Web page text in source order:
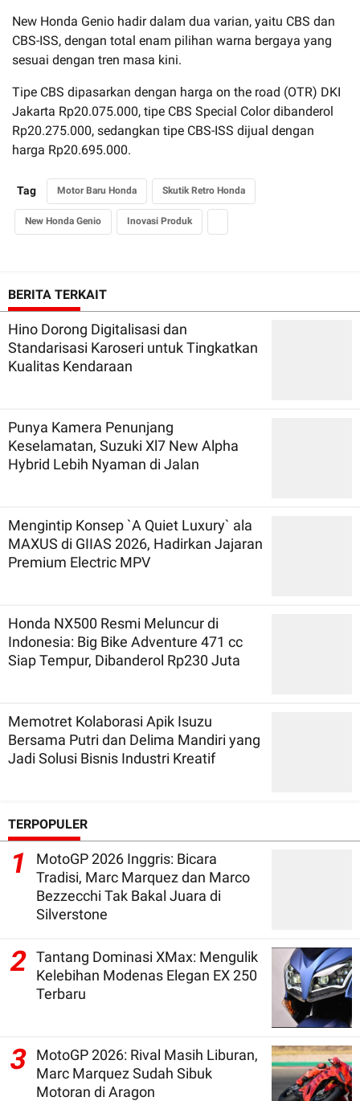
New Honda Genio hadir dalam dua varian, yaitu CBS dan
CBS-ISS, dengan total enam pilihan warna bergaya yang
sesuai dengan tren masa kini.
Tipe CBS dipasarkan dengan harga on the road (OTR) DKI
Jakarta Rp20.075.000, tipe CBS Special Color dibanderol
Rp20.275.000, sedangkan tipe CBS-ISS dijual dengan
harga Rp20.695.000.
Tag Motor Baru Honda Skutik Retro Honda
New Honda Genio Inovasi Produk
BERITA TERKAIT
Hino Dorong Digitalisasi dan
Standarisasi Karoseri untuk Tingkatkan
Kualitas Kendaraan
Punya Kamera Penunjang
Keselamatan, Suzuki Xl7 New Alpha
Hybrid Lebih Nyaman di Jalan
Mengintip Konsep `A Quiet Luxury` ala
MAXUS di GIIAS 2026, Hadirkan Jajaran
Premium Electric MPV
Honda NX500 Resmi Meluncur di
Indonesia: Big Bike Adventure 471 cc
Siap Tempur, Dibanderol Rp230 Juta
Memotret Kolaborasi Apik Isuzu
Bersama Putri dan Delima Mandiri yang
Jadi Solusi Bisnis Industri Kreatif
TERPOPULER
1
MotoGP 2026 Inggris: Bicara
Tradisi, Marc Marquez dan Marco
Bezzecchi Tak Bakal Juara di
Silverstone
2 Tantang Dominasi XMax: Mengulik
Kelebihan Modenas Elegan EX 250
Terbaru
3
MotoGP 2026: Rival Masih Liburan,
Marc Marquez Sudah Sibuk
Motoran di Aragon